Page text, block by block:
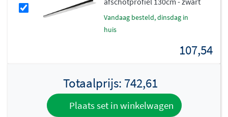
vandaag besteld, dinsdag in
huis
107,54
Totaalprijs: 742,61
Plaats set in winkelwagen